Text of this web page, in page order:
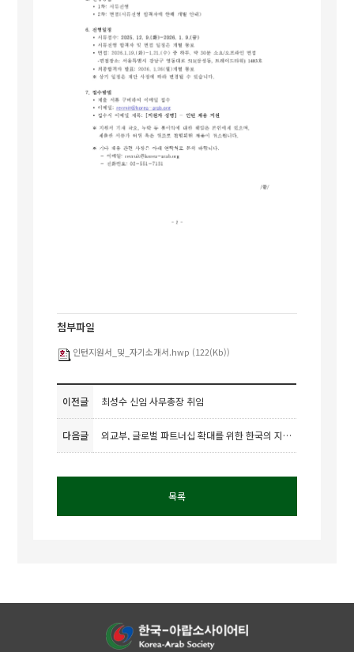
첨부파일
인턴지원서_및_자기소개서.hwp (122(Kb))
이전글 최성수 신임 사무총장 취임
다음글 외교부, 글로벌 파트너십 확대를 위한 한국의 지역외교 전략(12.9) 포럼 개최 안내
목록